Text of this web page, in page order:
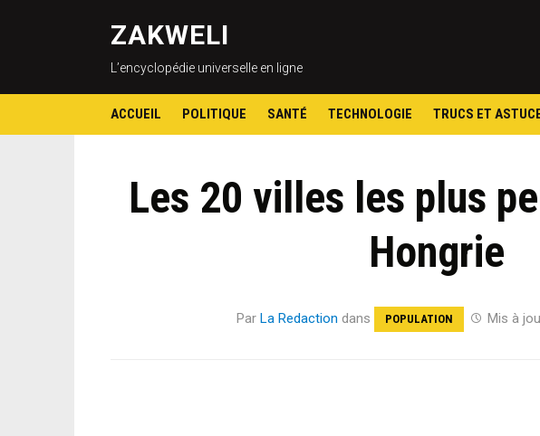
ZAKWELI
L’encyclopédie universelle en ligne
ACCUEIL POLITIQUE SANTÉ TECHNOLOGIE TRUCS ET
Les 20 villes les plus
Hongrie
Par La Redaction dans POPULATION Mis à